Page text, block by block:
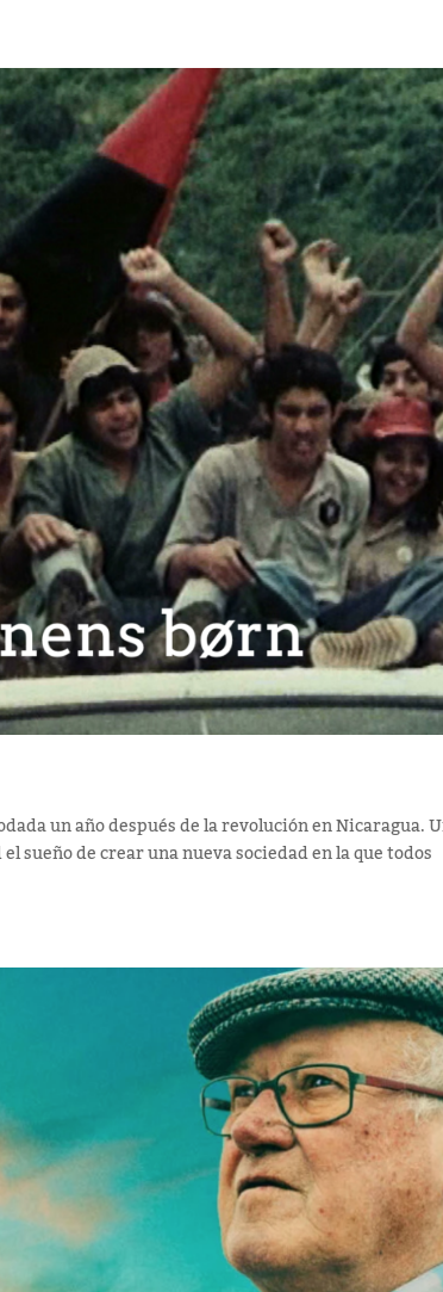
un año después de la revolución en Nicaragua.
sueño de crear una nueva sociedad en la que todos